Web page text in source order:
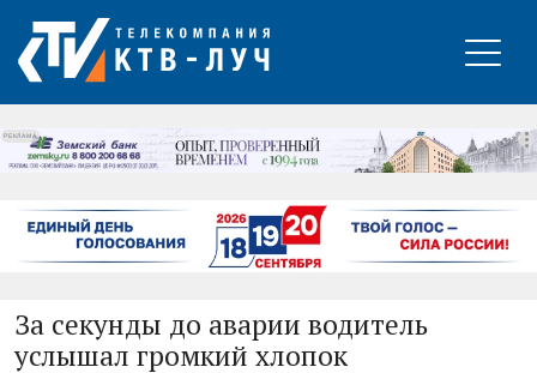
РЕКЛАМА
За секунды до аварии водитель
услышал громкий хлопок